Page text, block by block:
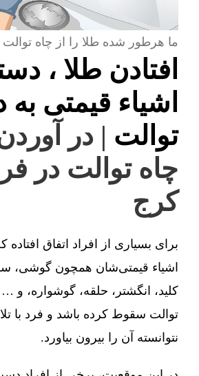
ما هرطور شده طلا را از چاه
افتادن طلا ،
اشیاء قیمتی
توالت | در
چاه توالت در
کرج
برای بسیاری از افراد اتفاق افتاده
اشیاء قیمتی‌شان همچون گوشی،
کلید، انگشتر، حلقه، گوشواره، و
توالت سقوط کرده باشد و فرد با
نتوانسته آن را بیرون بیاورد.